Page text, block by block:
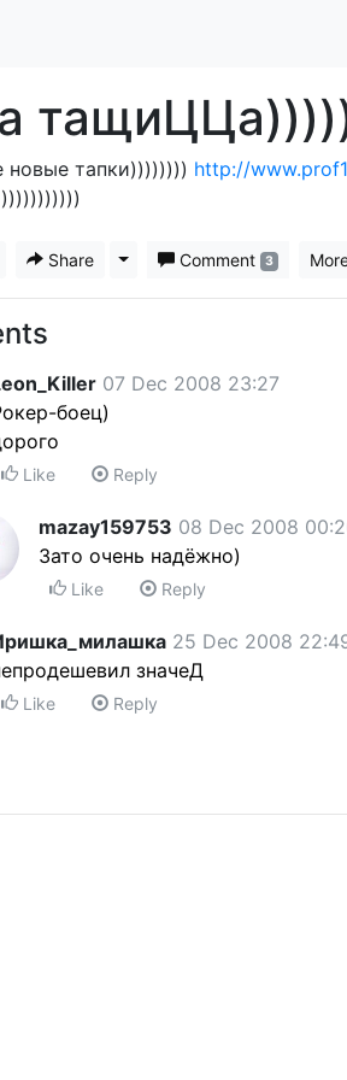
новые тапки)))))))) http://
Dropdown
Share Toggle Dropdown
Comment 3
07 Dec 2008 23:27
боец)
Like Reply
mazay159753 08 Dec 2008
Зато очень надёжно)
Like Reply
25 Dec 2008
значеД
Like Reply